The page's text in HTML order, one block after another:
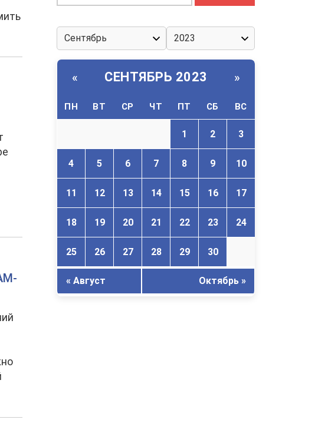
« СЕНТЯБРЬ 2023 »
ПН ВТ СР ЧТ ПТ СБ ВС
1 2 3
4 5 6 7 8 9 10
11 12 13 14 15 16 17
18 19 20 21 22 23 24
25 26 27 28 29 30
« Август Октябрь »